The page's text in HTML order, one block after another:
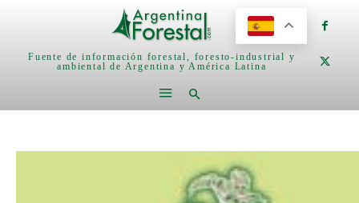
Fuente de información forestal, foresto-industrial y
ambiental de Argentina y América Latina